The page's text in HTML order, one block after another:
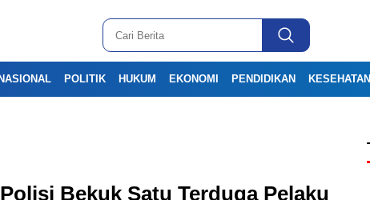
POLITIK HUKUM EKONOMI PENDIDIKAN KESEHATAN
Bekuk Satu Terduga Pelaku